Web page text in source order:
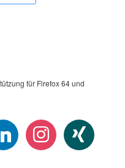
für Firefox 64 und
instagram xing